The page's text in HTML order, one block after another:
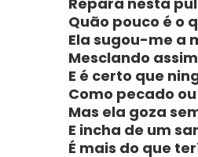
Quão pouco é o
Ela sugou-me a
Mesclando
E é certo que
Como pecado
Mas ela goza
E incha de um
É mais do que